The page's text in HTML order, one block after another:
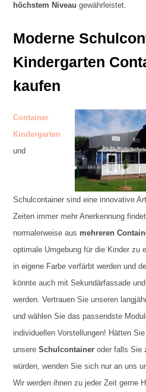
höchstem Niveau gewährleistet.
Moderne
Kindergarten
kaufen
Container
Kindergarten
und
Schulcontainer sind eine innovative
Zeiten immer mehr Anerkennung
normalerweise aus mehreren
optimale Umgebung für die Kinder zu
in eigene Farbe verfärbt werden und
könnte auch mit Sekundärfassade
werden. Vertrauen Sie unseren
und wählen Sie das passendste
individuellen Vorstellungen! Hätten
unsere Schulcontaineroder falls Sie
würden, wenden Sie sich nur an uns
Wir werden ihnen zu jeder Zeit gerne